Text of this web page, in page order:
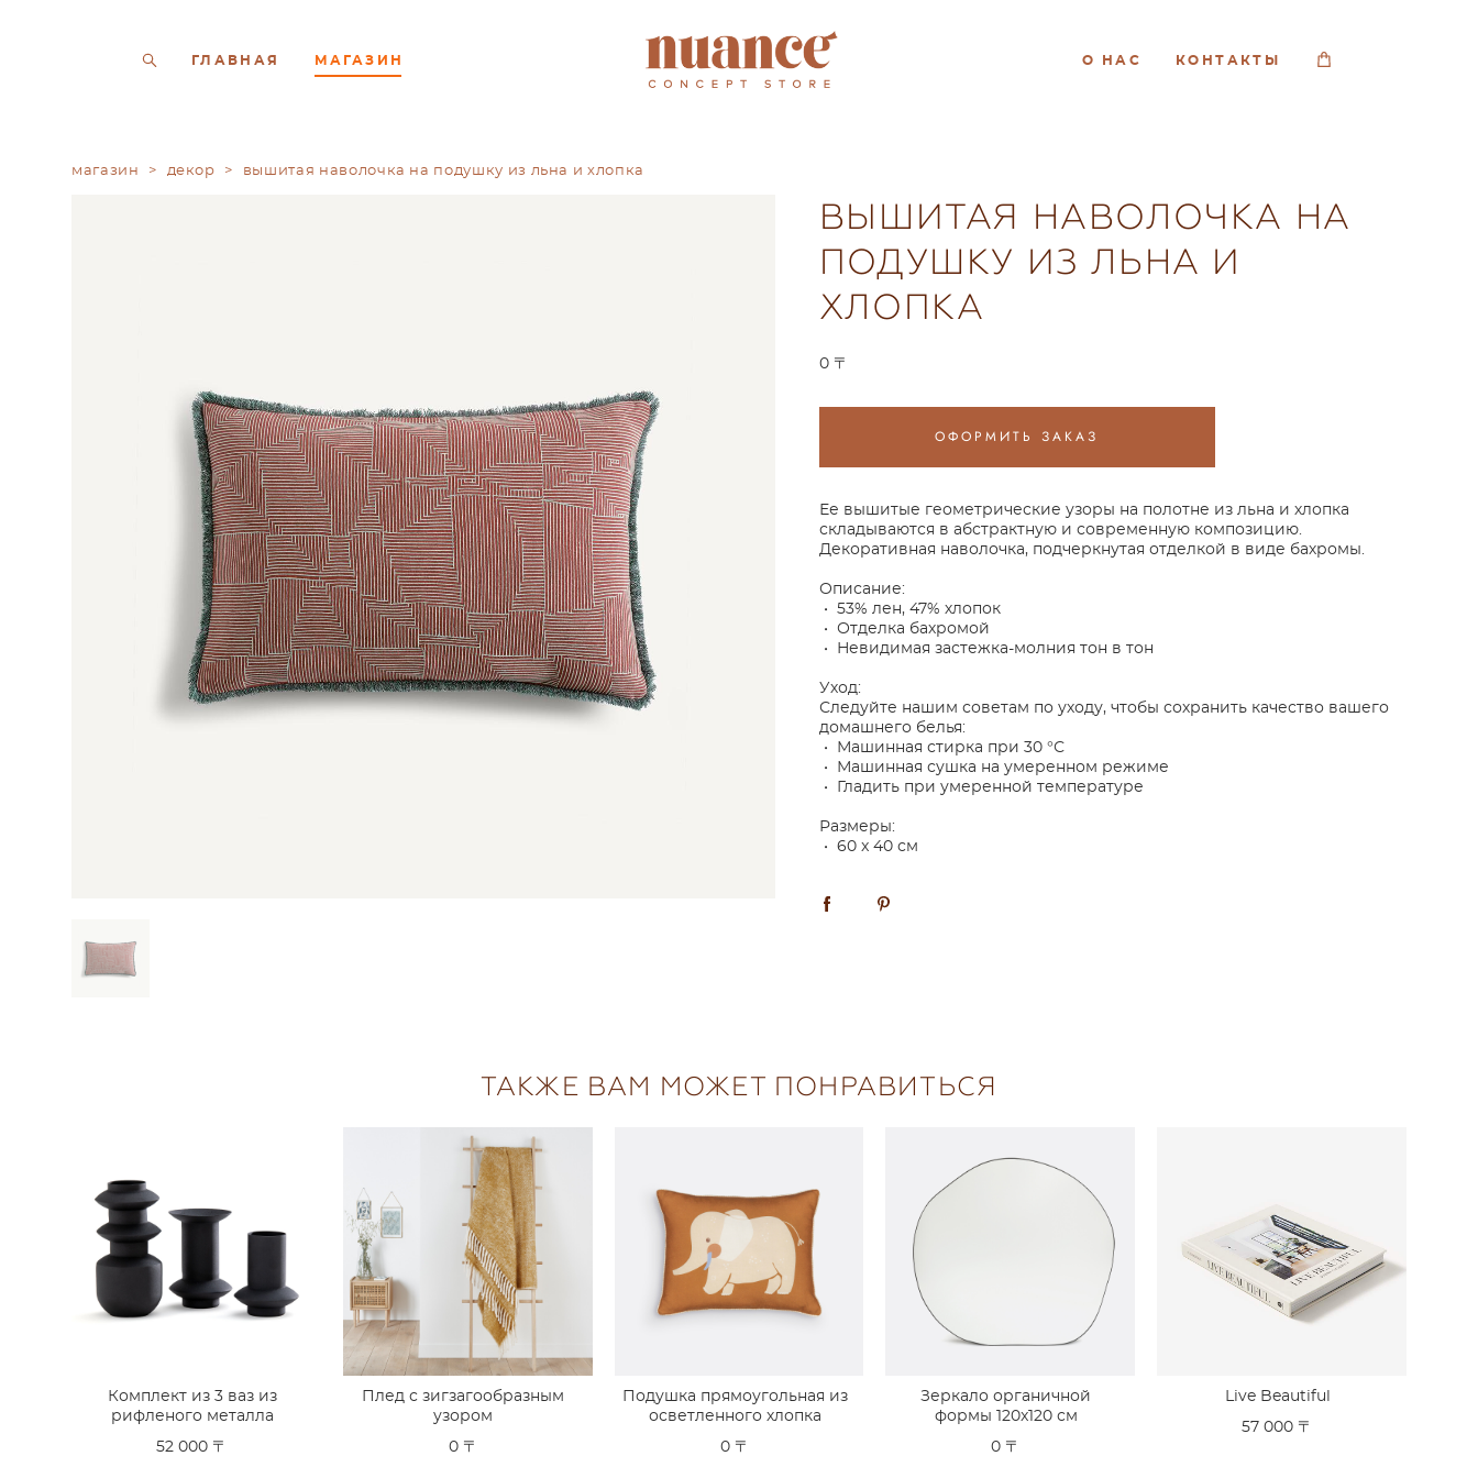
ГЛАВНАЯ МАГАЗИН О НАС КОНТАКТЫ
магазин > декор > вышитая наволочка на подушку из льна и хлопка
ВЫШИТАЯ НАВОЛОЧКА НА
ПОДУШКУ ИЗ ЛЬНА И
ХЛОПКА
0 〒
ОФОРМИТЬ ЗАКАЗ
Ее вышитые геометрические узоры на полотне из льна и хлопка
складываются в абстрактную и современную композицию.
Декоративная наволочка, подчеркнутая отделкой в виде бахромы.
Описание:
• 53% лен, 47% хлопок
• Отделка бахромой
• Невидимая застежка-молния тон в тон
Уход:
Следуйте нашим советам по уходу, чтобы сохранить качество вашего
домашнего белья:
• Машинная стирка при 30 °С
• Машинная сушка на умеренном режиме
• Гладить при умеренной температуре
Размеры:
• 60 x 40 см
ТАКЖЕ ВАМ МОЖЕТ ПОНРАВИТЬСЯ
Комплект из 3 ваз из
рифленого металла
52 000 〒
Плед с зигзагообразным
узором
0 〒
Подушка прямоугольная из
осветленного хлопка
0 〒
Зеркало органичной
формы 120x120 см
0 〒
Live Beautiful
57 000 〒